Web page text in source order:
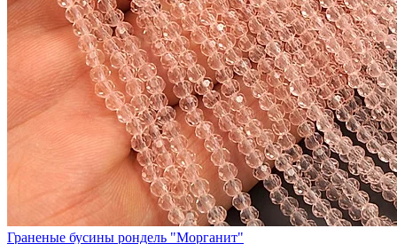
Граненые бусины рондель "Морганит"